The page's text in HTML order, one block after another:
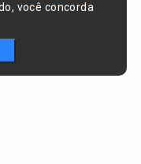
você concorda